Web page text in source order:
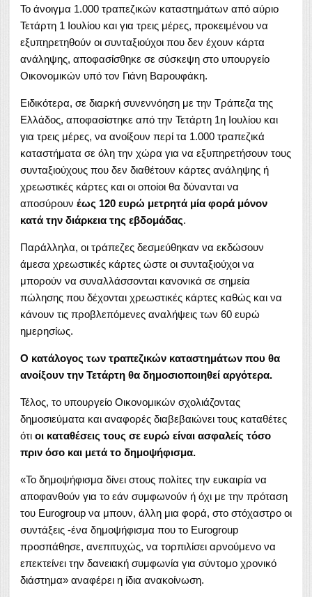
Το άνοιγμα 1.000 τραπεζικών καταστημάτων από αύριο
Τετάρτη 1 Ιουλίου και για τρεις μέρες, προκειμένου να
εξυπηρετηθούν οι συνταξιούχοι που δεν έχουν κάρτα
ανάληψης, αποφασίσθηκε σε σύσκεψη στο υπουργείο
Οικονομικών υπό τον Γιάνη Βαρουφάκη.
Ειδικότερα, σε διαρκή συνεννόηση με την Τράπεζα της
Ελλάδος, αποφασίστηκε από την Τετάρτη 1η Ιουλίου και
για τρεις μέρες, να ανοίξουν περί τα 1.000 τραπεζικά
καταστήματα σε όλη την χώρα για να εξυπηρετήσουν τους
συνταξιούχους που δεν διαθέτουν κάρτες ανάληψης ή
χρεωστικές κάρτες και οι οποίοι θα δύνανται να
αποσύρουν έως 120 ευρώ μετρητά μία φορά μόνον
κατά την διάρκεια της εβδομάδας.
Παράλληλα, οι τράπεζες δεσμεύθηκαν να εκδώσουν
άμεσα χρεωστικές κάρτες ώστε οι συνταξιούχοι να
μπορούν να συναλλάσσονται κανονικά σε σημεία
πώλησης που δέχονται χρεωστικές κάρτες καθώς και να
κάνουν τις προβλεπόμενες αναλήψεις των 60 ευρώ
ημερησίως.
Ο κατάλογος των τραπεζικών καταστημάτων που θα
ανοίξουν την Τετάρτη θα δημοσιοποιηθεί αργότερα.
Τέλος, το υπουργείο Οικονομικών σχολιάζοντας
δημοσιεύματα και αναφορές διαβεβαιώνει τους καταθέτες
ότι οι καταθέσεις τους σε ευρώ είναι ασφαλείς τόσο
πριν όσο και μετά το δημοψήφισμα.
«Το δημοψήφισμα δίνει στους πολίτες την ευκαιρία να
αποφανθούν για το εάν συμφωνούν ή όχι με την πρόταση
του Eurogroup να μπουν, άλλη μια φορά, στο στόχαστρο οι
συντάξεις -ένα δημοψήφισμα που το Eurogroup
προσπάθησε, ανεπιτυχώς, να τορπιλίσει αρνούμενο να
επεκτείνει την δανειακή συμφωνία για σύντομο χρονικό
διάστημα» αναφέρει η ίδια ανακοίνωση.